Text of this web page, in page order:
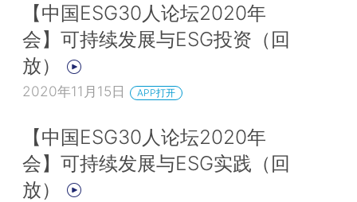
电梯还有一些居民积极主动协调，但没有人协调做碳减排的行为。其
的屋顶、墙面都可以用来光伏发电，其成本增加也不多，这些是需
的。
责任就讲蚂蚁森林。企业履行社会责任的行为怎么样给予更好的激励
做的事情变成很多企业都来做。谈金融不能只谈金融，金融依托的是
济和政府。如果社区都没有绿色转型的理念，没有向着绿色生产生活
【中国ESG30人论坛2020年
会】可持续发展与ESG投资（回
放）
2020年11月15日 APP打开
【中国ESG30人论坛2020年
会】可持续发展与ESG实践（回
放）